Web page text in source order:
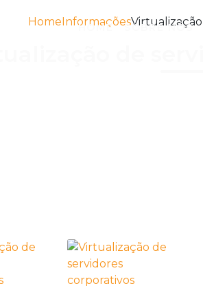
HOME SOBRE NÓS
HomeInformações